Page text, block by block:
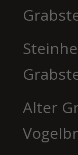
Alter